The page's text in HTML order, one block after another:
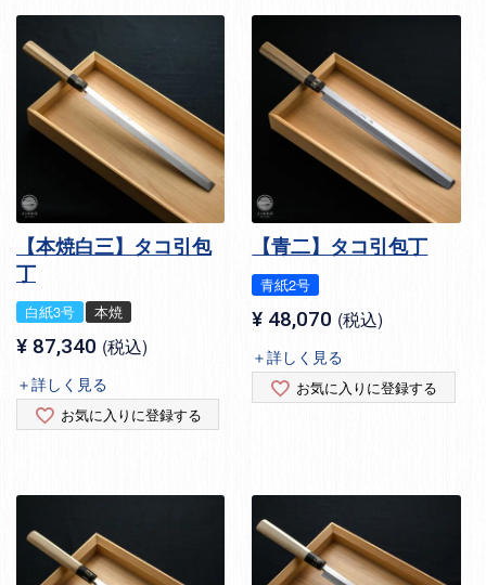
【本焼白三】タコ引包
丁
白紙3号 本焼
¥ 87,340 税込
＋詳しく見る
お気に入りに登録する
【青二】タコ引包丁
青紙2号
¥ 48,070 税込
＋詳しく見る
お気に入りに登録する